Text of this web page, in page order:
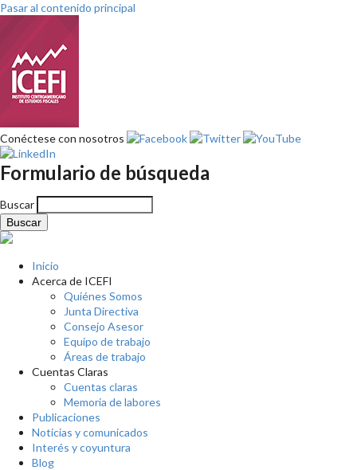
Pasar al contenido principal
Conéctese con nosotros
Formulario de búsqueda
Buscar
Inicio
Acerca de ICEFI
Quiénes Somos
Junta Directiva
Consejo Asesor
Equipo de trabajo
Áreas de trabajo
Cuentas Claras
Cuentas claras
Memoria de labores
Publicaciones
Noticias y comunicados
Interés y coyuntura
Blog